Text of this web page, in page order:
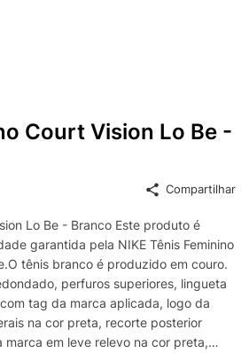
Court Vision Lo Be -
Compartilhar
Lo Be - Branco Este produto é
garantida pela NIKE Tênis Feminino
tênis branco é produzido em couro.
perfuros superiores, lingueta
tag da marca aplicada, logo da
na cor preta, recorte posterior
marca em leve relevo na cor preta,